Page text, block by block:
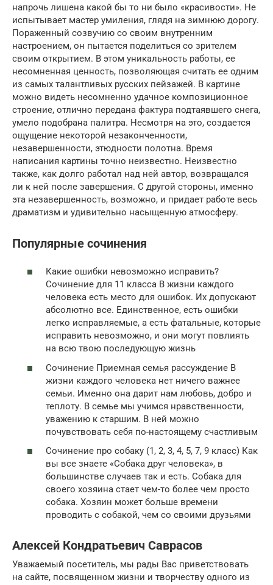
напрочь лишена какой бы то ни было «красивости». Не
испытывает мастер умиления, глядя на зимнюю дорогу.
Пораженный созвучию со своим внутренним
настроением, он пытается поделиться со зрителем
своим открытием. В этом уникальность работы, ее
несомненная ценность, позволяющая считать ее одним
из самых талантливых русских пейзажей. В картине
можно видеть несомненно удачное композиционное
строение, отлично передана фактура подтаявшего снега,
умело подобрана палитра. Несмотря на это, создается
ощущение некоторой незаконченности,
незавершенности, этюдности полотна. Время
написания картины точно неизвестно. Неизвестно
также, как долго работал над ней автор, возвращался
ли к ней после завершения. С другой стороны, именно
эта незавершенность, возможно, и придает работе весь
драматизм и удивительно насыщенную атмосферу.
Популярные сочинения
Какие ошибки невозможно исправить?
Сочинение для 11 класса В жизни каждого
человека есть место для ошибок. Их допускают
абсолютно все. Единственное, есть ошибки
легко исправляемые, а есть фатальные, которые
исправить невозможно, и они могут повлиять
на всю твою последующую жизнь
Сочинение Приемная семья рассуждение В
жизни каждого человека нет ничего важнее
семьи. Именно она дарит нам любовь, добро и
теплоту. В семье мы учимся нравственности,
уважению к старшим. В ней можно
почувствовать себя по-настоящему счастливым
Сочинение про собаку (1, 2, 3, 4, 5, 7, 9 класс) Как
вы все знаете «Собака друг человека», в
большинстве случаев так и есть. Собака для
своего хозяина стает чем-то более чем просто
собака. Хозяин может больше времени
проводить с собакой, чем со своими друзьями
Алексей Кондратьевич Саврасов
Уважаемый посетитель, мы рады Вас приветствовать
на сайте, посвященном жизни и творчеству одного из